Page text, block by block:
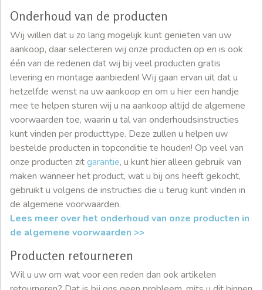
Onderhoud van de producten
Wij willen dat u zo lang mogelijk kunt genieten van uw
aankoop, daar selecteren wij onze producten op en is ook
één van de redenen dat wij bij veel producten gratis
levering en montage aanbieden! Wij gaan ervan uit dat u
hetzelfde wenst na uw aankoop en om u hier een handje
mee te helpen sturen wij u na aankoop altijd de algemene
voorwaarden toe, waarin u tal van onderhoudsinstructies
kunt vinden per producttype. Deze zullen u helpen uw
bestelde producten in topconditie te houden! Op veel van
onze producten zitgarantie, u kunt hier alleen gebruik van
maken wanneer het product, wat u bij ons heeft gekocht,
gebruikt u volgens de instructies die u terug kunt vinden in
de algemene voorwaarden.
Lees meer over het onderhoud van onze producten in
de algemene voorwaarden >>
Producten retourneren
Wil u uw om wat voor een reden dan ook artikelen